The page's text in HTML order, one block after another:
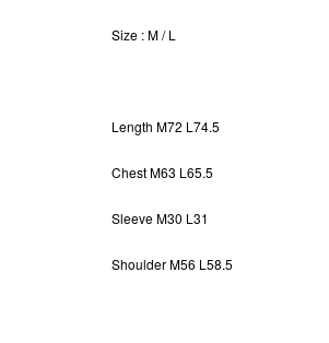
Size : M / L
Length M72 L74.5
Chest M63 L65.5
Sleeve M30 L31
Shoulder M56 L58.5